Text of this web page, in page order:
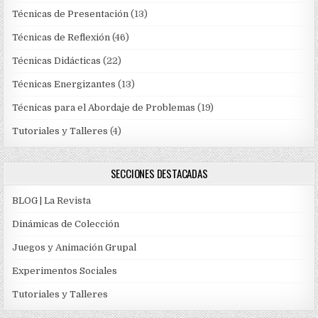
Técnicas de Presentación (13)
Técnicas de Reflexión (46)
Técnicas Didácticas (22)
Técnicas Energizantes (13)
Técnicas para el Abordaje de Problemas (19)
Tutoriales y Talleres (4)
SECCIONES DESTACADAS
BLOG | La Revista
Dinámicas de Colección
Juegos y Animación Grupal
Experimentos Sociales
Tutoriales y Talleres